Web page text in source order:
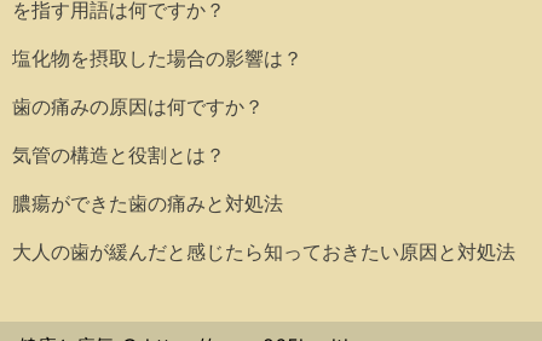
を指す用語は何ですか？
塩化物を摂取した場合の影響は？
歯の痛みの原因は何ですか？
気管の構造と役割とは？
膿瘍ができた歯の痛みと対処法
大人の歯が緩んだと感じたら知っておきたい原因と対処法